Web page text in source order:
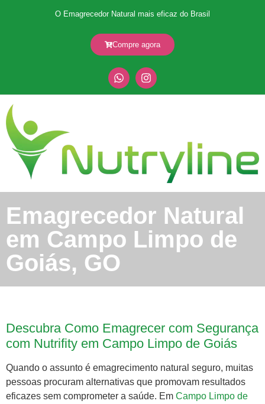
O Emagrecedor Natural mais eficaz do Brasil
Compre agora
Emagrecedor Natural
em Campo Limpo de
Goiás, GO
Descubra Como Emagrecer com Segurança
com Nutrifity em Campo Limpo de Goiás
Quando o assunto é emagrecimento natural seguro, muitas
pessoas procuram alternativas que promovam resultados
eficazes sem comprometer a saúde. Em Campo Limpo de